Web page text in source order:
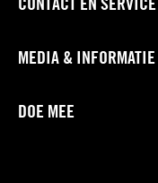
MEDIA & INFORMATIE
DOE MEE